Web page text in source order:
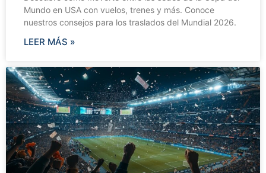
Mundo en USA con vuelos, trenes y más. Conoce
nuestros consejos para los traslados del Mundial 2026.
LEER MÁS »